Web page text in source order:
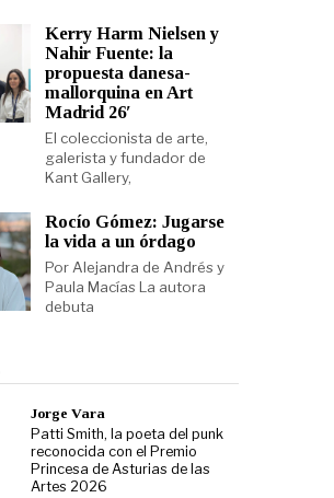
Kerry Harm Nielsen y
Nahir Fuente: la
propuesta danesa-
mallorquina en Art
Madrid 26′
El coleccionista de arte,
galerista y fundador de
Kant Gallery,
Rocío Gómez: Jugarse
la vida a un órdago
Por Alejandra de Andrés y
Paula Macías La autora
debuta
Jorge Vara
Patti Smith, la poeta del punk
reconocida con el Premio
Princesa de Asturias de las
Artes 2026